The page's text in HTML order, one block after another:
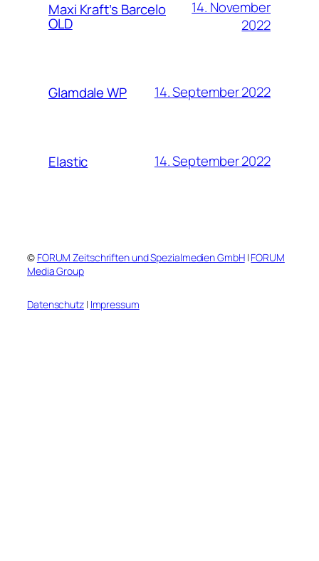
Maxi Kraft’s Barcelo
OLD
14. November
2022
Glamdale WP 14. September 2022
Elastic 14. September 2022
© FORUM Zeitschriften und Spezialmedien GmbH| FORUM
Media Group
Datenschutz| Impressum